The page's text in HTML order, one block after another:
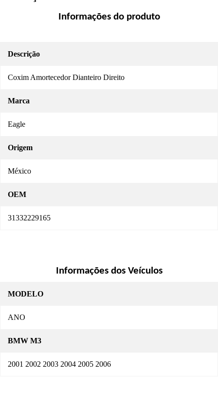
Informações do produto
Descrição
Coxim Amortecedor Dianteiro Direito
Marca
Eagle
Origem
México
OEM
31332229165
Informações dos Veículos
MODELO
ANO
BMW M3
2001 2002 2003 2004 2005 2006